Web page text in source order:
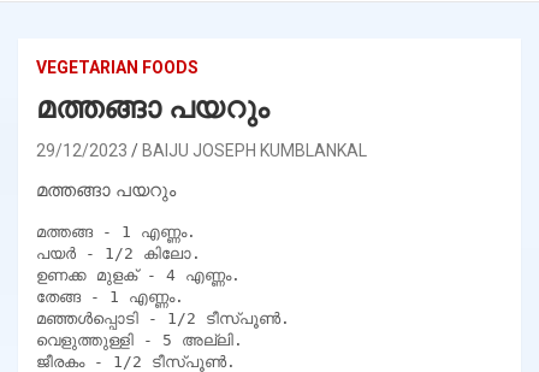
VEGETARIAN FOODS
മത്തങ്ങാ പയറും
29/12/2023 BAIJU JOSEPH KUMBLANKAL
മത്തങ്ങാ പയറും
മത്തങ്ങ - 1 എണ്ണം.
പയർ - 1/2 കിലോ.
ഉണക്ക മുളക് - 4 എണ്ണം.
തേങ്ങ - 1 എണ്ണം.
മഞ്ഞൾപ്പൊടി - 1/2 ടീസ്പൂൺ.
വെളുത്തുള്ളി - 5 അല്ലി.
ജീരകം - 1/2 ടീസ്പൂൺ.